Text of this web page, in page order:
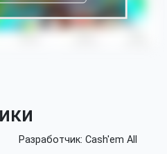
Разработчик: Cash'em All